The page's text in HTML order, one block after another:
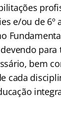
e/ou de 6º
bem
cada